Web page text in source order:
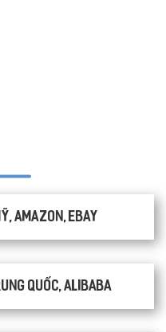
Amazon, Ebay
Quốc, Alibaba